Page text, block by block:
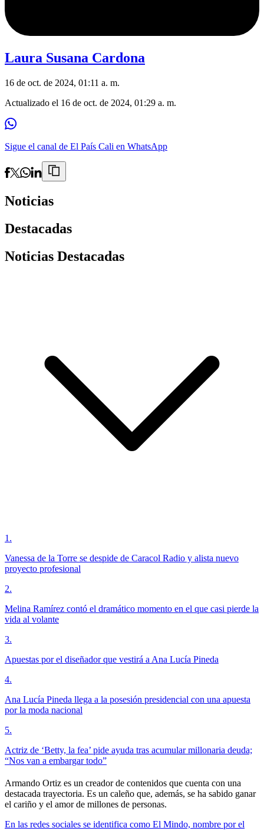
Laura Susana Cardona
16 de oct. de 2024, 01:11 a. m.
Actualizado el 16 de oct. de 2024, 01:29 a. m.
Sigue el canal de El País Cali en WhatsApp
Noticias
Destacadas
Noticias Destacadas
1 .
Vanessa de la Torre se despide de Caracol Radio y alista nuevo
proyecto profesional
2.
Melina Ramírez contó el dramático momento en el que casi pierde la
vida al volante
3.
Apuestas por el diseñador que vestirá a Ana Lucía Pineda
4.
Ana Lucía Pineda llega a la posesión presidencial con una apuesta
por la moda nacional
5.
Actriz de ‘Betty, la fea’ pide ayuda tras acumular millonaria deuda;
“Nos van a embargar todo”
Armando Ortiz es un creador de contenidos que cuenta con una
destacada trayectoria. Es un caleño que, además, se ha sabido ganar
el cariño y el amor de millones de personas.
En las redes sociales se identifica como El Mindo, nombre por el